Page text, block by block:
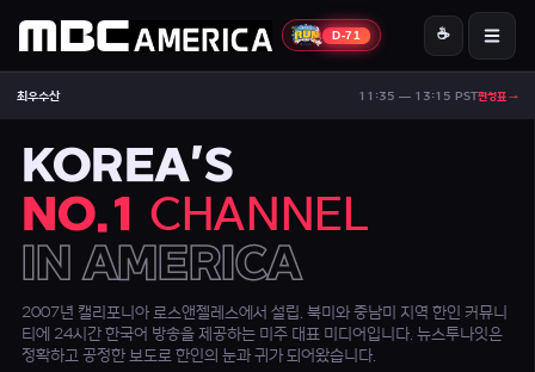
D-71 ☕
KOREA'S
NO.1 CHANNEL
IN AMERICA
2007년 캘리포니아 로스앤젤레스에서 설립. 북미와 중남미 지역 한인 커뮤니
티에 24시간 한국어 방송을 제공하는 미주 대표 미디어입니다. 뉴스투나잇은
정확하고 공정한 보도로 한인의 눈과 귀가 되어왔습니다.
MBC America
ON AIR — LIVE
18:45
최우수산 11:35 — 13:15 PST편성표 →